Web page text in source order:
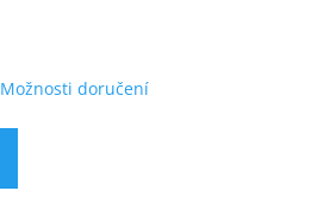
Možnosti doručení